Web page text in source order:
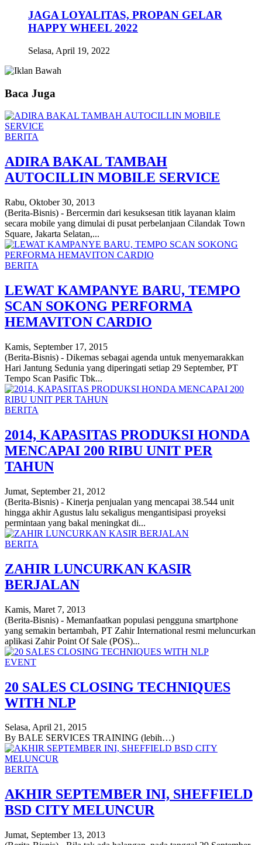
JAGA LOYALITAS, PROPAN GELAR
HAPPY WHEEL 2022
Selasa, April 19, 2022
Baca Juga
BERITA
ADIRA BAKAL TAMBAH
AUTOCILLIN MOBILE SERVICE
Rabu, Oktober 30, 2013
(Berita-Bisnis) - Bercermin dari kesuksesan titik layanan klaim
secara mobile yang dimulai di pusat perbelanjaan Cilandak Town
Square, Jakarta Selatan,...
BERITA
LEWAT KAMPANYE BARU, TEMPO
SCAN SOKONG PERFORMA
HEMAVITON CARDIO
Kamis, September 17, 2015
(Berita-Bisnis) - Dikemas sebagai agenda untuk menyemarakkan
Hari Jantung Sedunia yang diperingati setiap 29 September, PT
Tempo Scan Pasific Tbk...
BERITA
2014, KAPASITAS PRODUKSI HONDA
MENCAPAI 200 RIBU UNIT PER
TAHUN
Jumat, September 21, 2012
(Berita-Bisnis) - Kinerja penjualan yang mencapai 38.544 unit
hingga akhir Agustus lalu sekaligus mengantisipasi proyeksi
permintaan yang bakal meningkat di...
BERITA
ZAHIR LUNCURKAN KASIR
BERJALAN
Kamis, Maret 7, 2013
(Berita-Bisnis) - Memanfaatkan populasi pengguna smartphone
yang semakin bertambah, PT Zahir International resmi meluncurkan
aplikasi Zahir Point Of Sale (POS)...
EVENT
20 SALES CLOSING TECHNIQUES
WITH NLP
Selasa, April 21, 2015
By BALE SERVICES TRAINING (lebih…)
BERITA
AKHIR SEPTEMBER INI, SHEFFIELD
BSD CITY MELUNCUR
Jumat, September 13, 2013